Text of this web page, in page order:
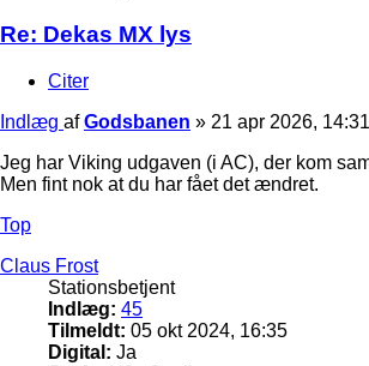
Re: Dekas MX lys
Citer
Indlæg afGodsbanen » 21 apr 2026, 14:31
Jeg har Viking udgaven (i AC), der kom
Men fint nok at du har fået det ændret.
Top
Claus Frost
Stationsbetjent
Indlæg: 45
Tilmeldt: 05 okt 2024, 16:35
Digital: Ja